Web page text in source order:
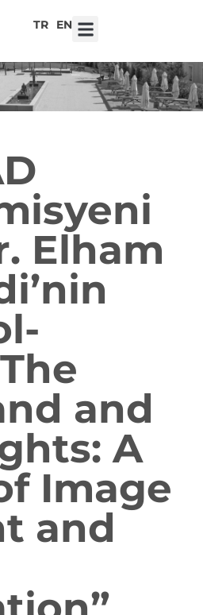
TR EN
Elham
and
A
Image
and